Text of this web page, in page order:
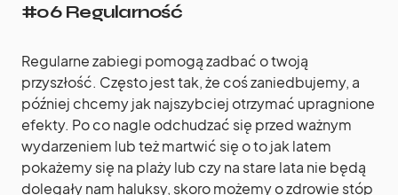
#06 Regularność
Regularne zabiegi pomogą zadbać o twoją
przyszłość. Często jest tak, że coś zaniedbujemy, a
później chcemy jak najszybciej otrzymać upragnione
efekty. Po co nagle odchudzać się przed ważnym
wydarzeniem lub też martwić się o to jak latem
pokażemy się na plaży lub czy na stare lata nie będą
dolegały nam haluksy, skoro możemy o zdrowie stóp